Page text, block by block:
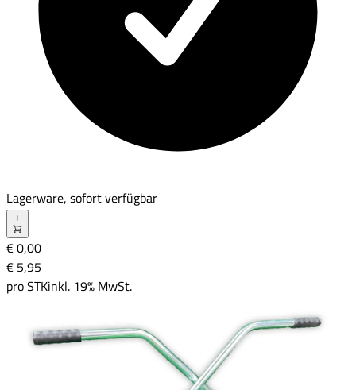
Lagerware, sofort verfügbar
€ 0,00
€ 5,95
proSTKinkl. 19% MwSt.